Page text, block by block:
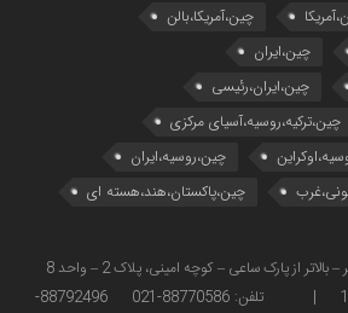
چین،آمریکا،بالن
چین،ایران
چین،ایران،رئیسی
چین،ترکیه،روسیه،آسیای مرکزی
چین،روسیه،ایران
چین،پاکستان،هند،هسته ای
| کدپستی: 1434734368 | تلفن: 88770586-021 88792496-